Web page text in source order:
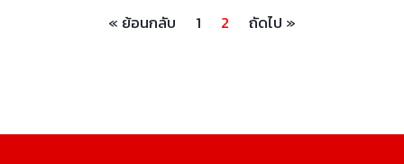
« ย้อนกลับ 1 2 ถัดไป »